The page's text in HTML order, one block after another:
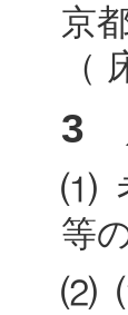
京
（
3
⑴
等
⑵ ⑴